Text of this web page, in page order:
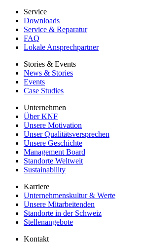
Service
Downloads
Service & Reparatur
FAQ
Lokale Ansprechpartner
Stories & Events
News & Stories
Events
Case Studies
Unternehmen
Über KNF
Unsere Motivation
Unser Qualitätsversprechen
Unsere Geschichte
Management Board
Standorte Weltweit
Sustainability
Karriere
Unternehmenskultur & Werte
Unsere Mitarbeitenden
Standorte in der Schweiz
Stellenangebote
Kontakt